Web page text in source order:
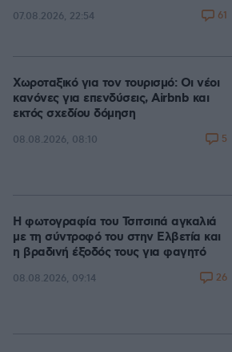
07.08.2026, 22:54 61
Χωροταξικό για τον τουρισμό: Οι νέοι
κανόνες για επενδύσεις, Airbnb και
εκτός σχεδίου δόμηση
08.08.2026, 08:10 5
Η φωτογραφία του Τσιτσιπά αγκαλιά
με τη σύντροφό του στην Ελβετία και
η βραδινή έξοδός τους για φαγητό
08.08.2026, 09:14 26